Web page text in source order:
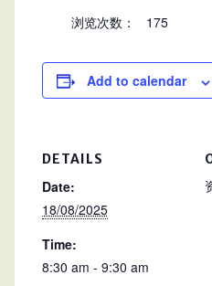
浏览次数： 175
Add to calendar
DETAILS
Date:
18/08/2025
Time:
8:30 am - 9:30 am